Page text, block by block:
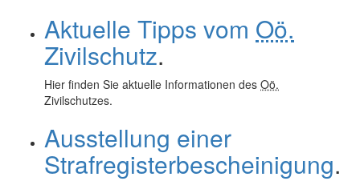
Aktuelle Tipps vom Oö.
Zivilschutz.
Hier finden Sie aktuelle Informationen des Oö.
Zivilschutzes.
Ausstellung einer
Strafregisterbescheinigung.